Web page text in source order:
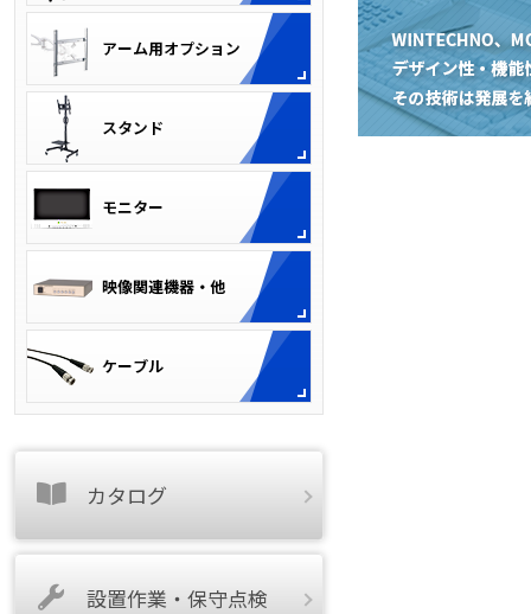
カタログ
設置作業・保守点検